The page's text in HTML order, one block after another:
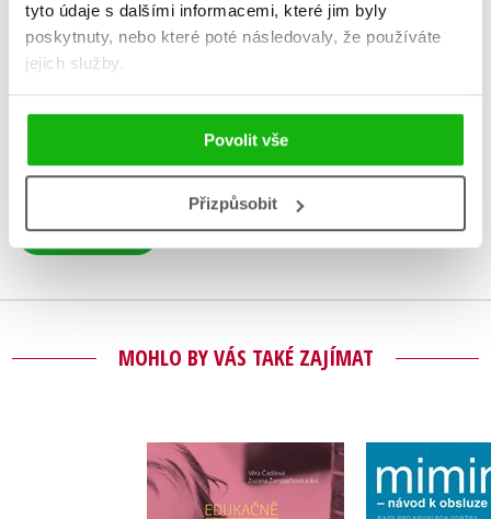
tyto údaje s dalšími informacemi, které jim byly
poskytnuty, nebo které poté následovaly, že používáte
jejich služby.
Povolit vše
Přizpůsobit
HODNOCENÍ ČTENÁŘŮ
Uživatelskou recenzi mohou vkládat pouze registrovaní uživatelé
Přihlásit
MOHLO BY VÁS TAKÉ ZAJÍMAT
Edukačně-hodnotící
profil dítěte s
poruchou
Mimino -